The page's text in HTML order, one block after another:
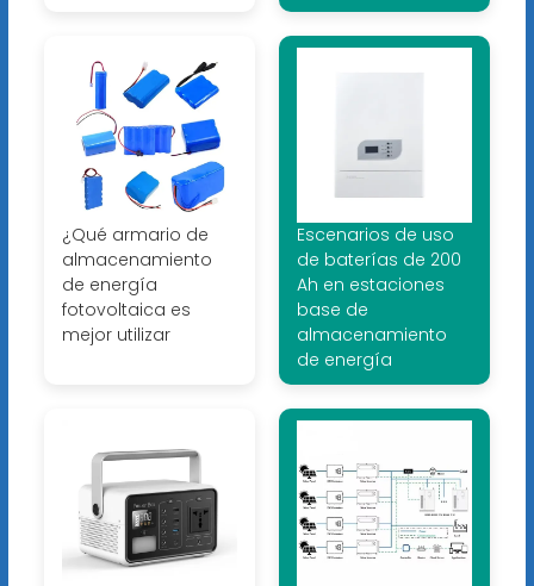
¿Qué armario de
almacenamiento
de energía
fotovoltaica es
mejor utilizar
Escenarios de uso
de baterías de 200
Ah en estaciones
base de
almacenamiento
de energía